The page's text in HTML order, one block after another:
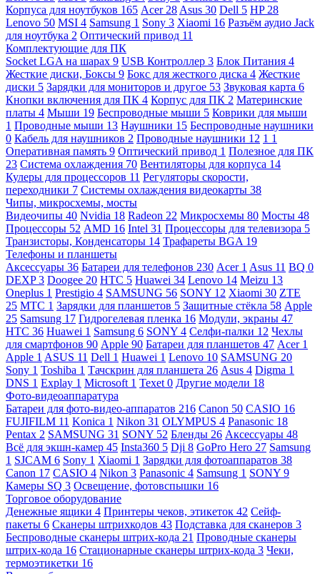
Корпуса для ноутбуков 165 Acer 28 Asus 30 Dell 5 HP 28
Lenovo 50 MSI 4 Samsung 1 Sony 3 Xiaomi 16 Разъём аудио Jack
для ноутбука 2 Оптический привод 11
Комплектующие для ПК
Socket LGA на шарах 9 USB Контроллер 3 Блок Питания 4
Жесткие диски, Боксы 9 Бокс для жесткого диска 4 Жесткие
диски 5 Зарядки для мониторов и другое 53 Звуковая карта 6
Кнопки включения для ПК 4 Корпус для ПК 2 Материнские
платы 4 Мыши 19 Беспроводные мыши 5 Коврики для мыши
1 Проводные мыши 13 Наушники 15 Беспроводные наушники
0 Кабель для наушников 2 Проводные наушники 12 1 1
Оперативная память 9 Оптический привод 1 Полезное для ПК
23 Система охлаждения 70 Вентиляторы для корпуса 14
Кулеры для процессоров 11 Регуляторы скорости,
переходники 7 Системы охлаждения видеокарты 38
Чипы, микросхемы, мосты
Видеочипы 40 Nvidia 18 Radeon 22 Микросхемы 80 Мосты 48
Процессоры 52 AMD 16 Intel 31 Процессоры для телевизора 5
Транзисторы, Конденсаторы 14 Трафареты BGA 19
Телефоны и планшеты
Аксессуары 36 Батареи для телефонов 230 Acer 1 Asus 11 BQ 0
DEXP3 Doogee 20 HTC 5 Huawei 34 Lenovo 14 Meizu 13
Oneplus 1 Prestigio 4 SAMSUNG 56 SONY 12 Xiaomi 30 ZTE
25 МТС 1 Зарядки для планшетов 5 Защитные стёкла 58 Apple
25 Samsung 17 Гидрогелевая пленка 16 Модули, экраны 47
HTC 36 Huawei 1 Samsung 6 SONY 4 Селфи-палки 12 Чехлы
для смартфонов 90 Apple 90 Батареи для планшетов 47 Acer 1
Apple 1 ASUS 11 Dell 1 Huawei 1 Lenovo 10 SAMSUNG 20
Sony 1 Toshiba 1 Тачскрин для планшета 26 Asus 4 Digma 1
DNS 1 Explay 1 Microsoft 1 Texet 0 Другие модели 18
Фото-видеоаппаратура
Батареи для фото-видео-аппаратов 216 Canon 50 CASIO 16
FUJIFILM 11 Konica 1 Nikon 31 OLYMPUS 4 Panasonic 18
Pentax 2 SAMSUNG 31 SONY 52 Бленды 26 Аксессуары 48
Всё для экшн-камер 45 Insta360 5 Dji 8 GoPro Hero 27 Samsung
1 SJCAM 6 Sony 1 Xiaomi 1 Зарядки для фотоаппаратов 38
Canon 17 CASIO 4 Nikon 3 Panasonic 4 Samsung 1 SONY 9
Камеры SQ 3 Освещение, фотовспышки 16
Торговое оборудование
Денежные ящики 4 Принтеры чеков, этикеток 42 Сейф-
пакеты 6 Сканеры штрихкодов 43 Подставка для сканеров 3
Беспроводные сканеры штрих-кода 21 Проводные сканеры
штрих-кода 16 Стационарные сканеры штрих-кода 3 Чеки,
термоэтикетки 16